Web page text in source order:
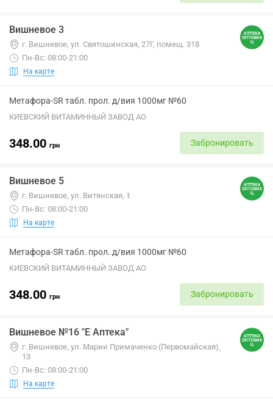
Вишневое 3
г. Вишневое, ул. Святошинская, 27Г, помещ. 318
Пн-Вс: 08:00-21:00
На карте
Метафора-SR табл. прол. д/вия 1000мг №60
КИЕВСКИЙ ВИТАМИННЫЙ ЗАВОД АО
348.00 грн Забронировать
Вишневое 5
г. Вишневое, ул. Витянская, 1
Пн-Вс: 08:00-21:00
На карте
Метафора-SR табл. прол. д/вия 1000мг №60
КИЕВСКИЙ ВИТАМИННЫЙ ЗАВОД АО
348.00 грн Забронировать
Вишневое №16 "Е Аптека"
г. Вишневое, ул. Марии Примаченко (Первомайская),
13
Пн-Вс: 08:00-21:00
На карте